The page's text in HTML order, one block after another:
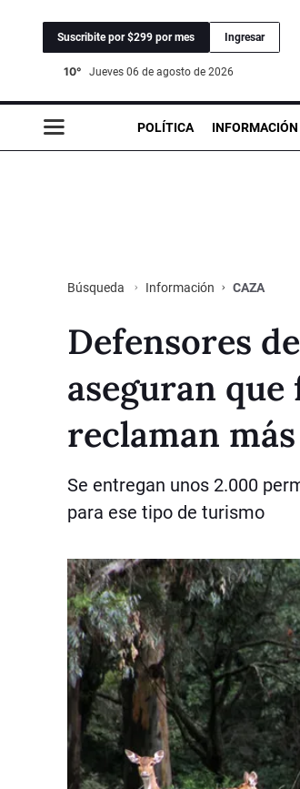
Suscribite por $299 por mes Ingresar
10° jueves 06 de agosto de 2026
POLÍTICA INFORMACIÓN
Búsqueda Información CAZA
Defensores
aseguran
reclaman
Se entregan unos 2.000
para ese tipo de turismo